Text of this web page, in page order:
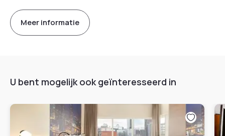
Meer informatie
U bent mogelijk ook geïnteresseerd in